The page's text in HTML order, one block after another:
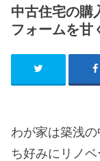
中古住宅の購
フォームを甘
わが家は築浅
ち好みにリノベ